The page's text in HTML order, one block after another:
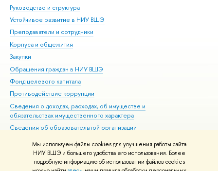
Мы используем файлы cookies для улучшения работы сайта
НИУ ВШЭ и большего удобства его использования. Более
подробную информацию об использовании файлов cookies
Руководство и структура
Устойчивое развитие в НИУ ВШЭ
Преподаватели и сотрудники
Корпуса и общежития
Закупки
Обращения граждан в НИУ ВШЭ
Фонд целевого капитала
Противодействие коррупции
Сведения о доходах, расходах, об имуществе и
обязательствах имущественного характера
Сведения об образовательной организации
Людям с ограниченными возможностями здоровья
Единая платежная страница
Работа в Вышке